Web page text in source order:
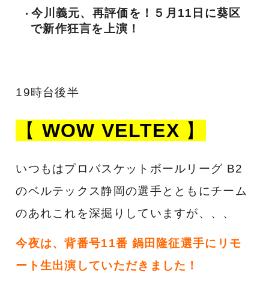
今川義元、再評価を！５月11日に葵区
で新作狂言を上演！
19時台後半
【 WOW VELTEX 】
いつもはプロバスケットボールリーグ B2
のベルテックス静岡の選手とともにチーム
のあれこれを深掘りしていますが、、、
今夜は、背番号11番 鍋田隆征選手にリモ
ート生出演していただきました！